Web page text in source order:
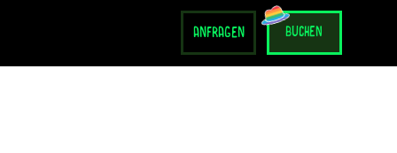
anfragen buchen